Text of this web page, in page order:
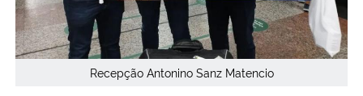
Recepção Antonino Sanz Matencio